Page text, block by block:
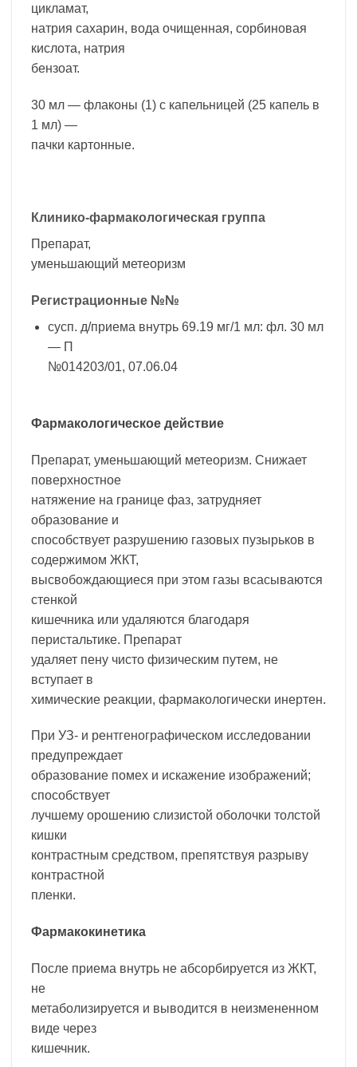
цикламат,
натрия сахарин, вода очищенная, сорбиновая
кислота, натрия
бензоат.
30 мл — флаконы (1) с капельницей (25 капель в
1 мл) —
пачки картонные.
Клинико-фармакологическая группа
Препарат,
уменьшающий метеоризм
Регистрационные №№
сусп. д/приема внутрь 69.19 мг/1 мл: фл. 30 мл
— П
№014203/01, 07.06.04
Фармакологическое действие
Препарат, уменьшающий метеоризм. Снижает
поверхностное
натяжение на границе фаз, затрудняет
образование и
способствует разрушению газовых пузырьков в
содержимом ЖКТ,
высвобождающиеся при этом газы всасываются
стенкой
кишечника или удаляются благодаря
перистальтике. Препарат
удаляет пену чисто физическим путем, не
вступает в
химические реакции, фармакологически инертен.
При УЗ- и рентгенографическом исследовании
предупреждает
образование помех и искажение изображений;
способствует
лучшему орошению слизистой оболочки толстой
кишки
контрастным средством, препятствуя разрыву
контрастной
пленки.
Фармакокинетика
После приема внутрь не абсорбируется из ЖКТ,
не
метаболизируется и выводится в неизмененном
виде через
кишечник.